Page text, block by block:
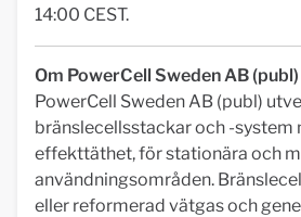
14:00 CEST.
Om PowerCell Sweden AB (publ)
PowerCell Sweden AB (publ)
bränslecellsstackar och -system
effekttäthet, för stationära och
användningsområden.
eller reformerad vätgas och